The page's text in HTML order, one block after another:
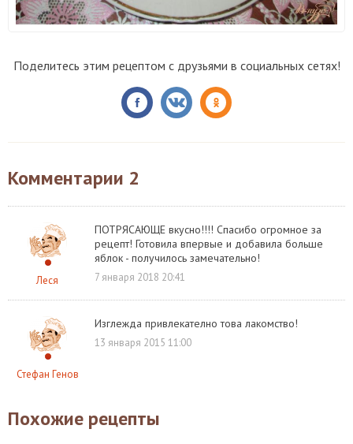
Поделитесь этим рецептом с друзьями в социальных сетях!
Комментарии 2
Леся
ПОТРЯСАЮЩЕ вкусно!!!! Спасибо огромное за
рецепт! Готовила впервые и добавила больше
яблок - получилось замечательно!
7 января 2018 20:41
Стефан Генов
Изглежда привлекателно това лакомство!
13 января 2015 11:00
Похожие рецепты